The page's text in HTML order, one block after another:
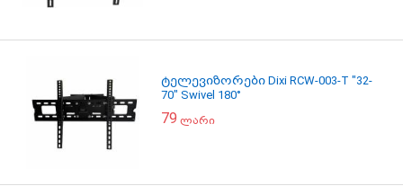
ტელევიზორები Dixi RCW-003-T "32-
70" Swivel 180°
79 ლარი